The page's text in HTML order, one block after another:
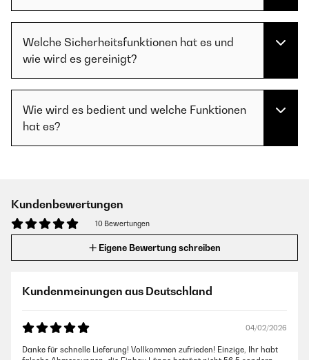
Welche Sicherheitsfunktionen hat es und
wie wird es gereinigt?
Wie wird es bedient und welche Funktionen
hat es?
Kundenbewertungen
10 Bewertungen
Eigene Bewertung schreiben
Kundenmeinungen aus Deutschland
04/02/2026
Danke für schnelle Lieferung! Vollkommen zufrieden! Einzige, Ihr habt